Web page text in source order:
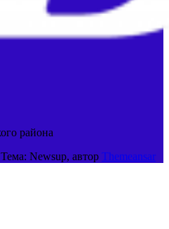
района
Тема: Newsup, автор Themeansar